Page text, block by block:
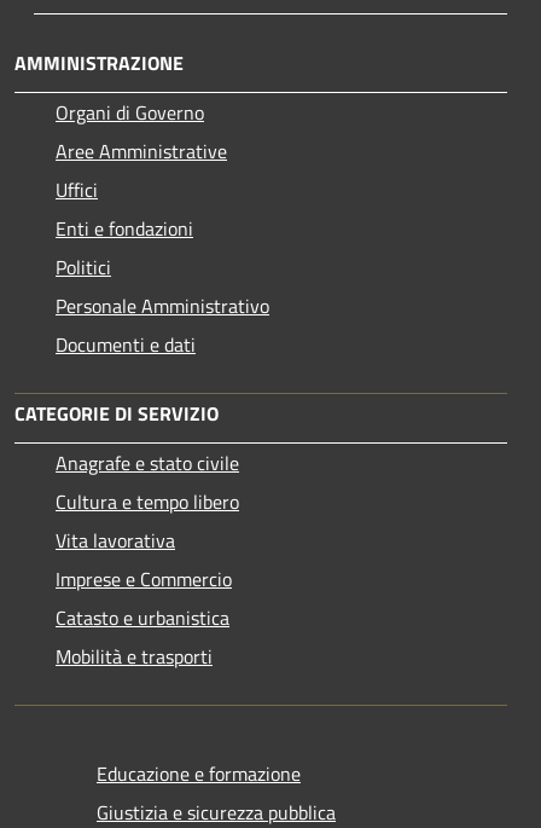
AMMINISTRAZIONE
Organi di Governo
Aree Amministrative
Uffici
Enti e fondazioni
Politici
Personale Amministrativo
Documenti e dati
CATEGORIE DI SERVIZIO
Anagrafe e stato civile
Cultura e tempo libero
Vita lavorativa
Imprese e Commercio
Catasto e urbanistica
Mobilità e trasporti
Educazione e formazione
Giustizia e sicurezza pubblica